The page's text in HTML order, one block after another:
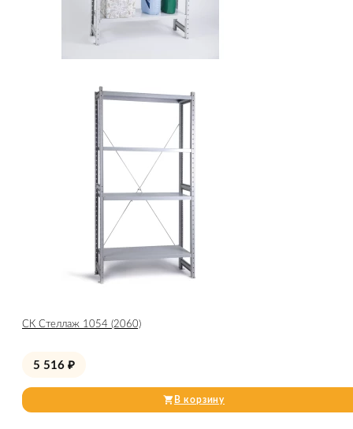
СК Стеллаж 1054 (2060)
5 516 ₽
В корзину